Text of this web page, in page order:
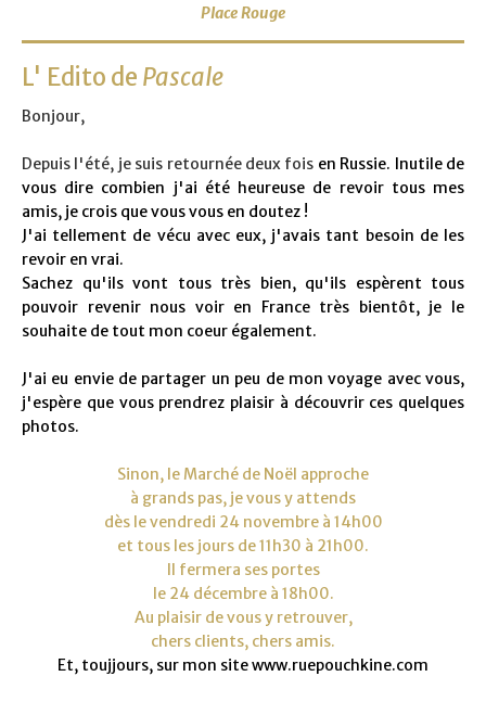
Place Rouge
L' Edito de Pascale
Bonjour,
Depuis l'été, je suis retournée deux fois en Russie. Inutile de
vous dire combien j'ai été heureuse de revoir tous mes
amis, je crois que vous vous en doutez !
J'ai tellement de vécu avec eux, j'avais tant besoin de les
revoir en vrai.
Sachez qu'ils vont tous très bien, qu'ils espèrent tous
pouvoir revenir nous voir en France très bientôt, je le
souhaite de tout mon coeur également.
J'ai eu envie de partager un peu de mon voyage avec vous,
j'espère que vous prendrez plaisir à découvrir ces quelques
photos.
Sinon, le Marché de Noël approche
à grands pas, je vous y attends
dès le vendredi 24 novembre à 14h00
et tous les jours de 11h30 à 21h00.
Il fermera ses portes
le 24 décembre à 18h00.
Au plaisir de vous y retrouver,
chers clients, chers amis.
Et, toujjours, sur mon site www.ruepouchkine.com